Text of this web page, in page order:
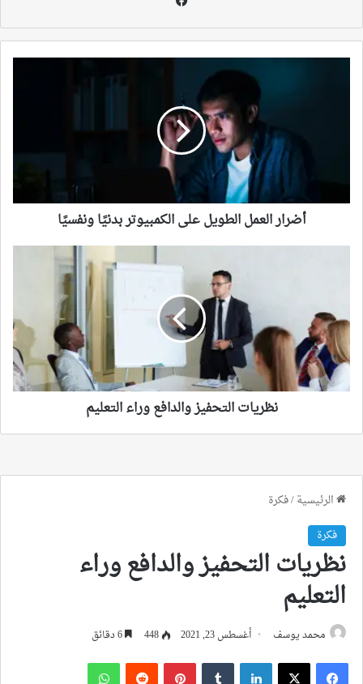
أضرار العمل الطويل على الكمبيوتر بدنيًا ونفسيًا
التعليم
نظريات التحفيز والدافع وراء التعليم